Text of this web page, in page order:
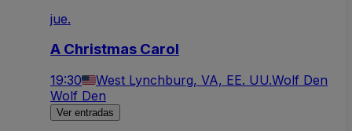
jue.
A Christmas Carol
19:30 West Lynchburg, VA, EE. UU.Wolf Den
Wolf Den
Ver entradas